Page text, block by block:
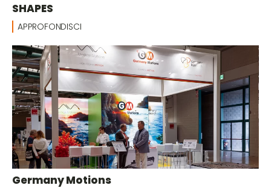
SHAPES
APPROFONDISCI
Germany Motions